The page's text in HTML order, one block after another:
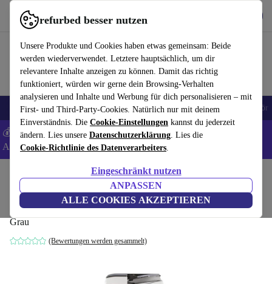
refurbed besser nutzen
Unsere Produkte und Cookies haben etwas gemeinsam: Beide
werden wiederverwendet. Letztere hauptsächlich, um dir
relevantere Inhalte anzeigen zu können. Damit das richtig
funktioniert, würden wir gerne dein Browsing-Verhalten
analysieren und Inhalte und Werbung für dich personalisieren – mit
First- und Third-Party-Cookies. Natürlich nur mit deinem
Einverständnis. Die Cookie-Einstellungen kannst du jederzeit
ändern. Lies unsere Datenschutzerklärung. Lies die
Cookie-Richtlinie des Datenverarbeiters.
Eingeschränkt nutzen
ANPASSEN
ALLE COOKIES AKZEPTIEREN
refurbed schnell und einfach nutzen
🎒 Back to school Handys Laptops Tablets Smartwatches Zubehör
💰 Extra -5% auf Samsung- und Google-Smartphones - Code:
ANDROID5 -AGB
Drucker & Scanner
Ricoh MP C2003 MFP
Grau
(Bewertungen werden gesammelt)